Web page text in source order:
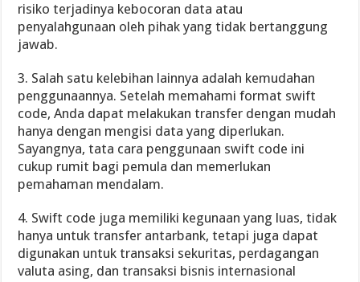
risiko terjadinya kebocoran data atau
penyalahgunaan oleh pihak yang tidak bertanggung
jawab.
3. Salah satu kelebihan lainnya adalah kemudahan
penggunaannya. Setelah memahami format swift
code, Anda dapat melakukan transfer dengan mudah
hanya dengan mengisi data yang diperlukan.
Sayangnya, tata cara penggunaan swift code ini
cukup rumit bagi pemula dan memerlukan
pemahaman mendalam.
4. Swift code juga memiliki kegunaan yang luas, tidak
hanya untuk transfer antarbank, tetapi juga dapat
digunakan untuk transaksi sekuritas, perdagangan
valuta asing, dan transaksi bisnis internasional